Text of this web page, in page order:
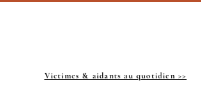
Victimes & aidants au quotidien >>